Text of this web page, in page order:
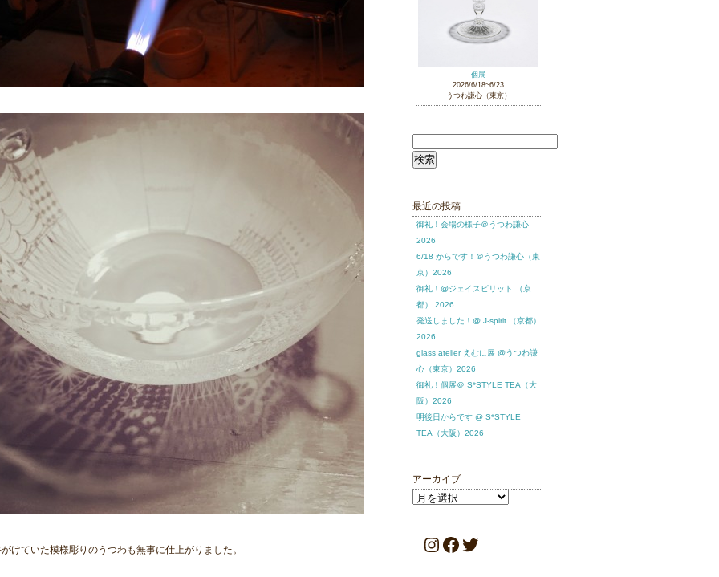
けていた模様彫りのうつわも無事に仕上がりました。
個展
2026/6/18~6/23
うつわ謙心（東京）
索:
最近の投稿
御礼！会場の様子＠うつわ謙心
2026
6/18 からです！＠うつわ謙心（東
京）2026
御礼！@ジェイスピリット （京
都） 2026
発送しました！@ J-spirit （京都）
2026
glass atelier えむに展 @うつわ謙
心（東京）2026
御礼！個展＠ S*STYLE TEA（大
阪）2026
明後日からです @ S*STYLE
TEA（大阪）2026
アーカイブ
ア
Instagram
Facebook
Twitter